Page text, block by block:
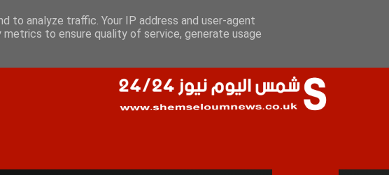
سياسة الخصوصية اتفاقية الاستخدام أعلن معانا اتصلto analyze traffic. Your IP address and user-agent
to ensure quality of service, generate usage